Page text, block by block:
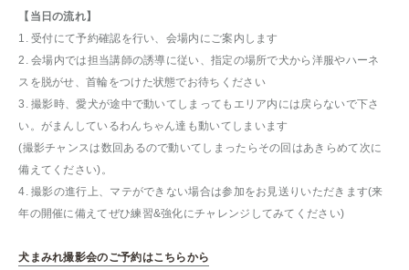
【当日の流れ】
1. 受付にて予約確認を行い、会場内にご案内します
2. 会場内では担当講師の誘導に従い、指定の場所で犬から洋服やハーネ
スを脱がせ、首輪をつけた状態でお待ちください
3. 撮影時、愛犬が途中で動いてしまってもエリア内には戻らないで下さ
い。がまんしているわんちゃん達も動いてしまいます
(撮影チャンスは数回あるので動いてしまったらその回はあきらめて次に
備えてください)。
4. 撮影の進行上、マテができない場合は参加をお見送りいただきます(来
年の開催に備えてぜひ練習&強化にチャレンジしてみてください)
犬まみれ撮影会のご予約はこちらから